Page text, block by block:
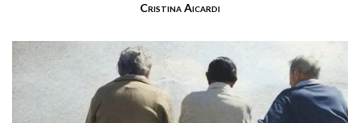
Cristina Aicardi